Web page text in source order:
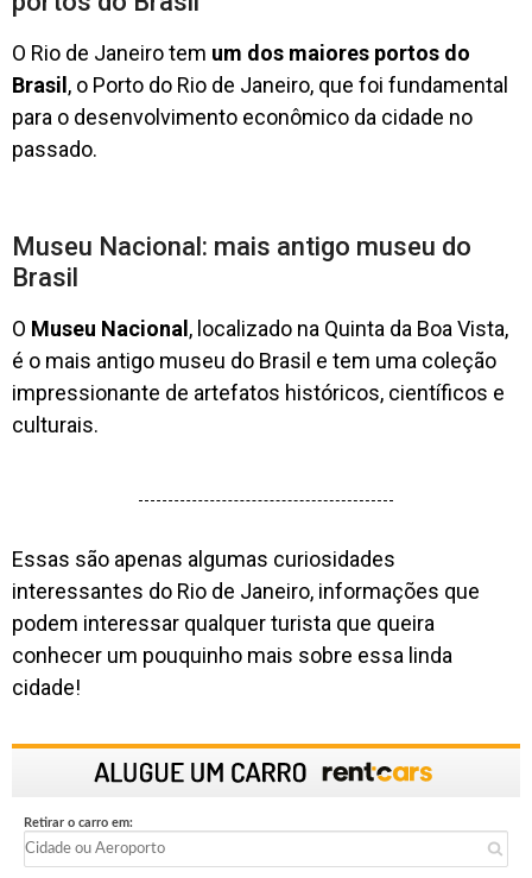
O Rio de Janeiro tem um dos maiores portos do
Brasil , o Porto do Rio de Janeiro, que foi fundamental
para o desenvolvimento econômico da cidade no
passado.
Museu Nacional: mais antigo museu do
Brasil
O Museu Nacional , localizado na Quinta da Boa Vista,
é o mais antigo museu do Brasil e tem uma coleção
impressionante de artefatos históricos, científicos e
culturais.
Essas são apenas algumas curiosidades
interessantes do Rio de Janeiro, informações que
podem interessar qualquer turista que queira
conhecer um pouquinho mais sobre essa linda
cidade!